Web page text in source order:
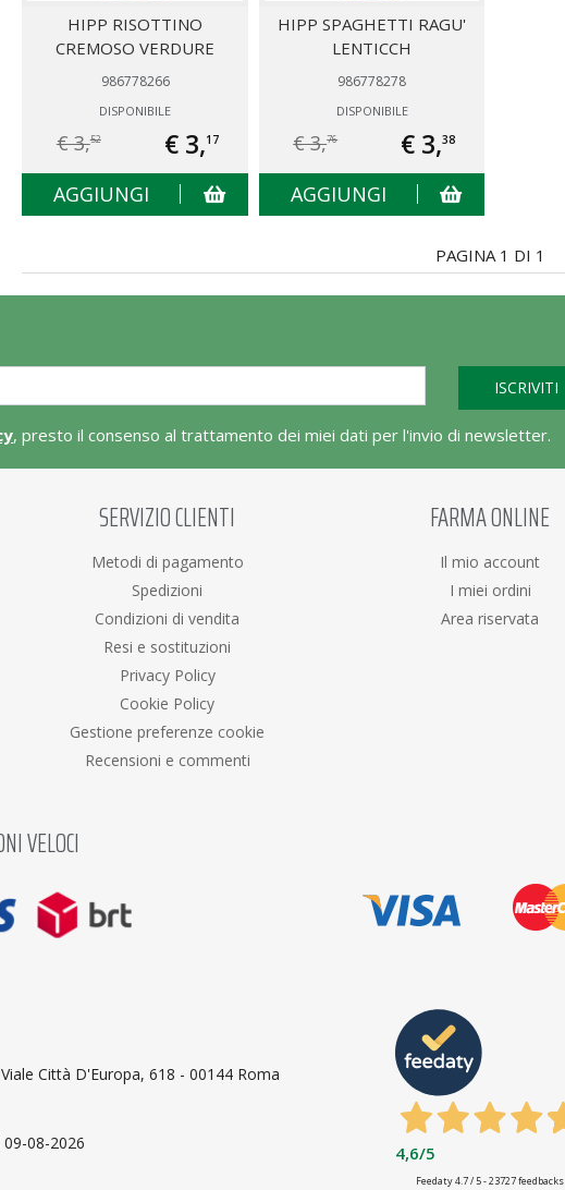
HIPP RISOTTINO
CREMOSO VERDURE
986778266
DISPONIBILE
€ 3,52 € 3,17
AGGIUNGI
HIPP SPAGHETTI RAGU'
LENTICCH
986778278
DISPONIBILE
€ 3,76 € 3,38
AGGIUNGI
PAGINA 1 DI 1
, presto il consenso al trattamento dei miei dati per l'invio di newsletter.
SERVIZIO CLIENTI
Metodi di pagamento
Spedizioni
Condizioni di vendita
Resi e sostituzioni
Privacy Policy
Cookie Policy
Gestione preferenze cookie
Recensioni e commenti
FARMA ONLINE
Il mio account
I miei ordini
Area riservata
VELOCI
Città D'Europa, 618 - 00144 Roma
08-2026
4,6/5
Feedaty4.7/ 5-23727feedbacks